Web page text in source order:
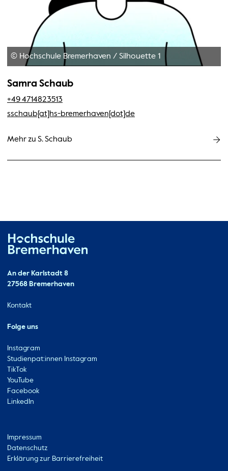
© Hochschule Bremerhaven / Silhouette 1
Samra Schaub
+49 4714823513
sschaub[at]hs-bremerhaven[dot]de
Mehr zu S. Schaub
Kontakt
An der Karlstadt 8
27568 Bremerhaven
Ressourcen
Kontakt
Folge uns
Instagram
Studienpat:innen Instagram
TikTok
YouTube
Facebook
LinkedIn
Metabar
Impressum
Datenschutz
Erklärung zur Barrierefreiheit